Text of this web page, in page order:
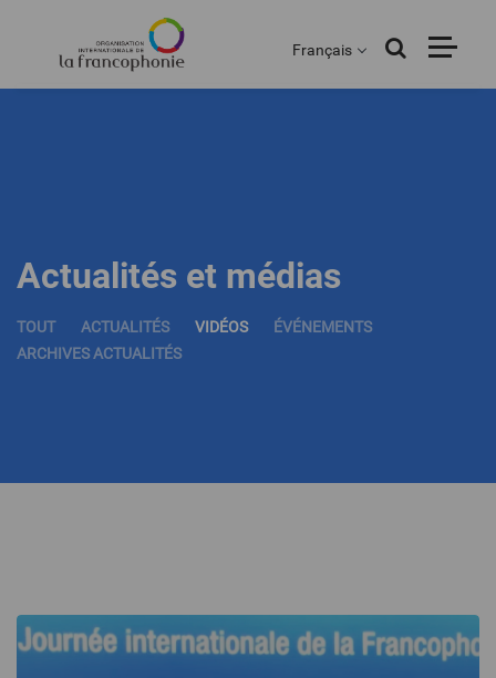
principal
Français
Actualités et médias
TOUT ACTUALITÉS VIDÉOS
ÉVÉNEMENTS
ARCHIVES ACTUALITÉS